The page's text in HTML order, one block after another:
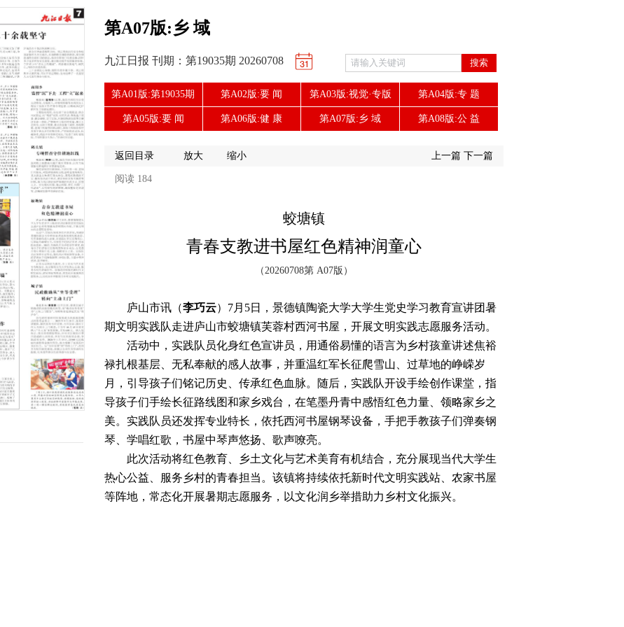
第A07版:乡 域
九江日报 刊期：第19035期 20260708 搜索
第A01版:第19035期 第A02版:要 闻 第A03版:视觉·专版 第A04版:专 题
第A05版:要 闻 第A06版:健 康 第A07版:乡 域 第A08版:公 益
返回目录 放大 缩小 上一篇 下一篇
阅读 184
蛟塘镇
青春支教进书屋红色精神润童心
（20260708第 A07版）
庐山市讯（李巧云）7月5日，景德镇陶瓷大学大学生党史学习教育宣讲团暑
期文明实践队走进庐山市蛟塘镇芙蓉村西河书屋，开展文明实践志愿服务活动。
活动中，实践队员化身红色宣讲员，用通俗易懂的语言为乡村孩童讲述焦裕
禄扎根基层、无私奉献的感人故事，并重温红军长征爬雪山、过草地的峥嵘岁
月，引导孩子们铭记历史、传承红色血脉。随后，实践队开设手绘创作课堂，指
导孩子们手绘长征路线图和家乡戏台，在笔墨丹青中感悟红色力量、领略家乡之
美。实践队员还发挥专业特长，依托西河书屋钢琴设备，手把手教孩子们弹奏钢
琴、学唱红歌，书屋中琴声悠扬、歌声嘹亮。
此次活动将红色教育、乡土文化与艺术美育有机结合，充分展现当代大学生
热心公益、服务乡村的青春担当。该镇将持续依托新时代文明实践站、农家书屋
等阵地，常态化开展暑期志愿服务，以文化润乡举措助力乡村文化振兴。